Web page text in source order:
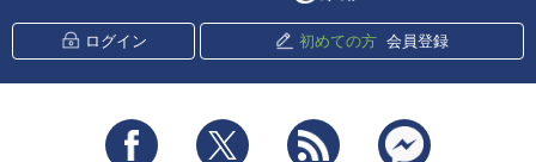
ログイン 初めての方 会員登録
Facebook Twitter RSS